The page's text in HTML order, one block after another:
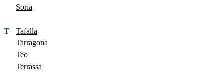
Soria
T
Tafalla
Tarragona
Teo
Terrassa